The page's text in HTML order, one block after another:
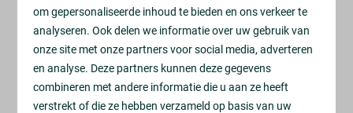
om gepersonaliseerde inhoud te bieden en ons verkeer te
analyseren. Ook delen we informatie over uw gebruik van
onze site met onze partners voor social media, adverteren
en analyse. Deze partners kunnen deze gegevens
combineren met andere informatie die u aan ze heeft
verstrekt of die ze hebben verzameld op basis van uw